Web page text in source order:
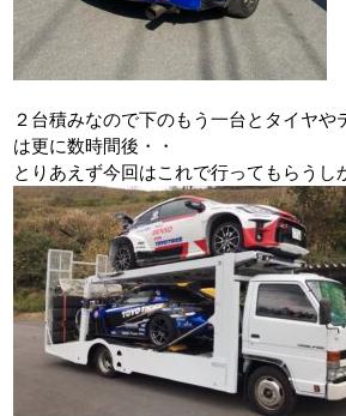
２台積みなので下のもう一台とタイヤや
は更に数時間後・・
とりあえず今回はこれで行ってもらうし